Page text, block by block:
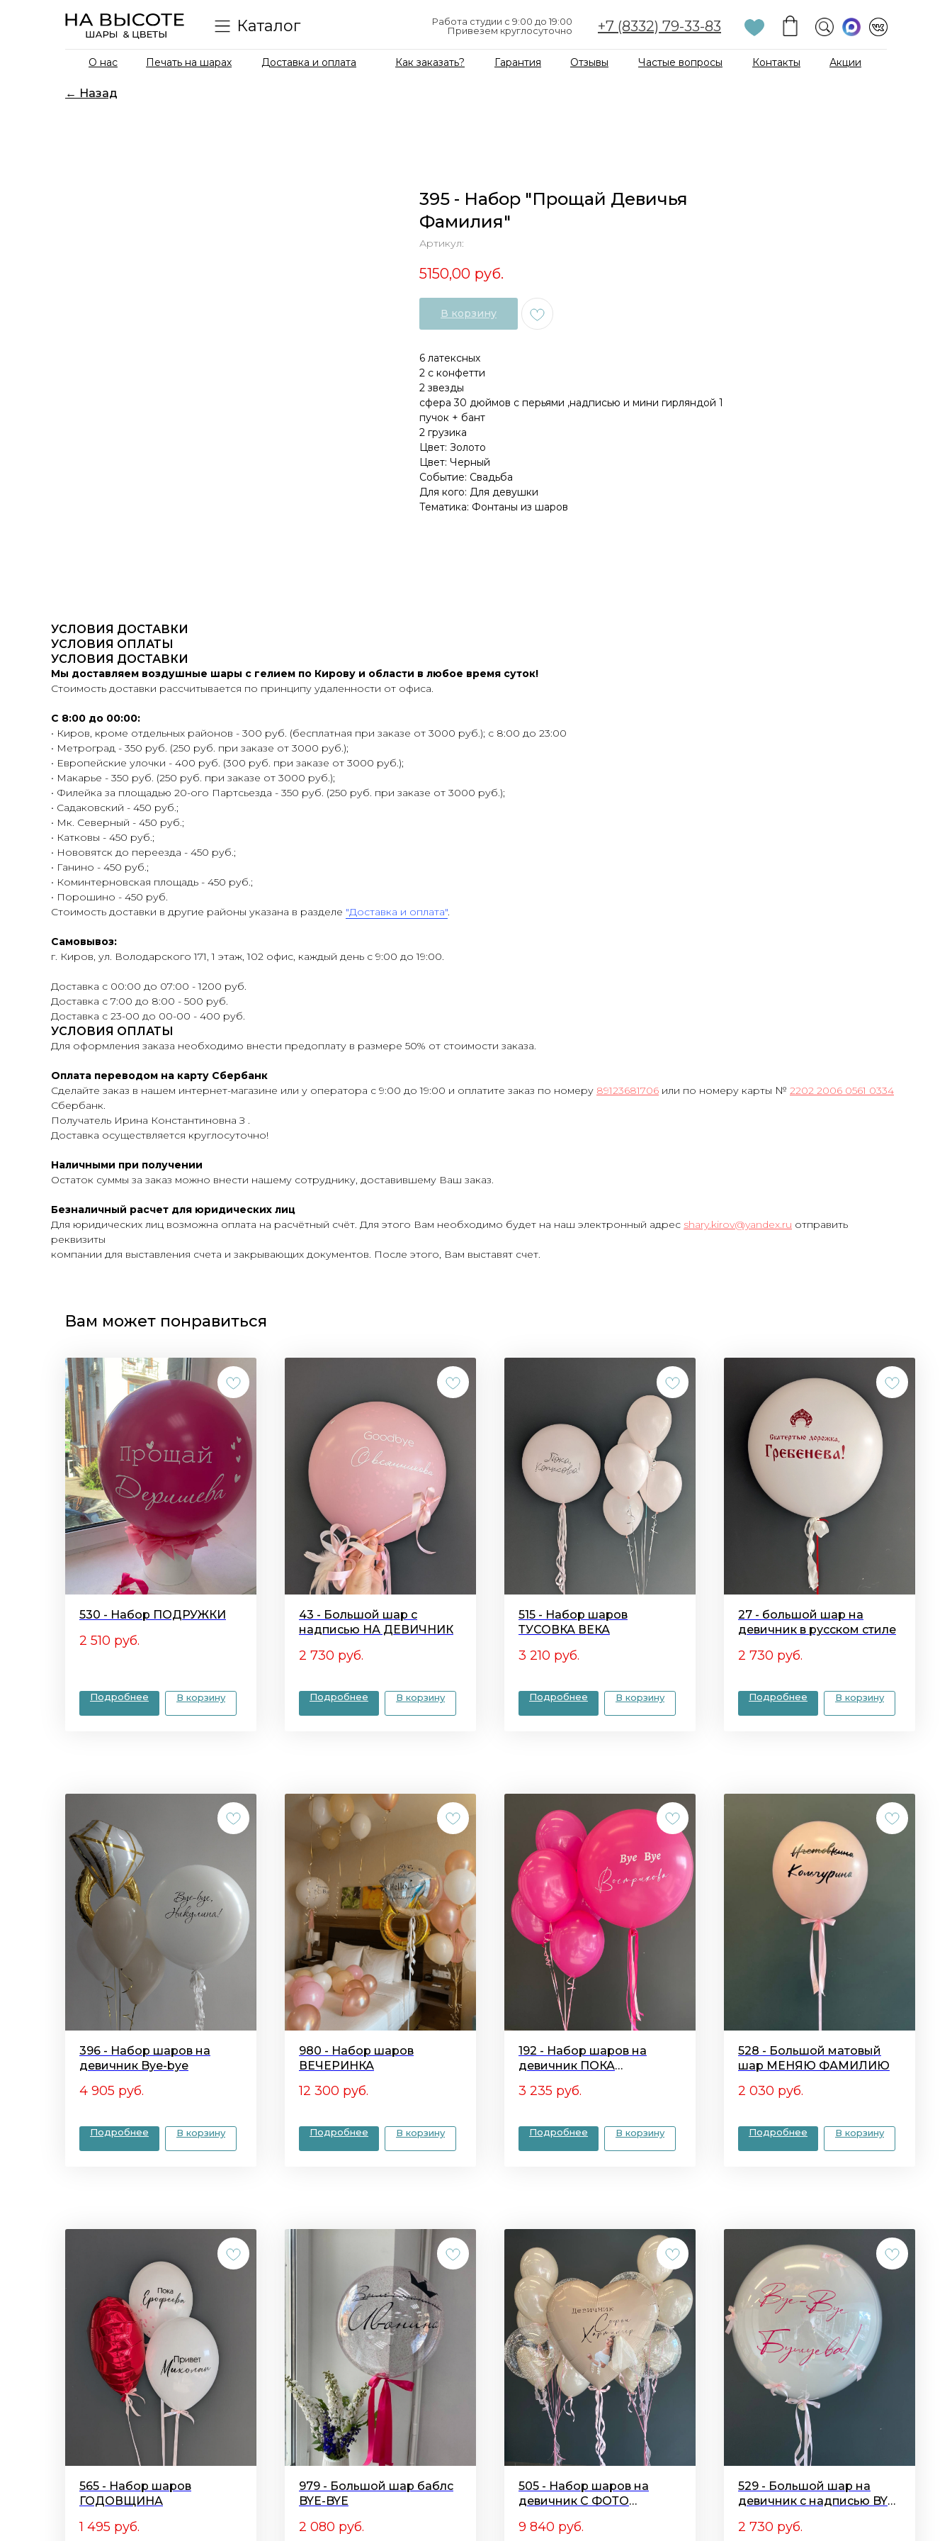
+7 (8332) 79-33-83
Работа студии с 9:00 до 19:00
Привезем круглосуточно
Каталог
Доставка и оплата Как заказать? Гарантия Отзывы Частые вопросы
Печать на шарах Контакты
О нас Акции
← Назад
395 - Набор "Прощай Девичья
Фамилия"
Артикул:
5150,00 руб.
В корзину
6 латексных
2 с конфетти
2 звезды
сфера 30 дюймов с перьями ,надписью и мини гирляндой 1
пучок + бант
2 грузика
Цвет: Золото
Цвет: Черный
Событие: Свадьба
Для кого: Для девушки
Тематика: Фонтаны из шаров
УСЛОВИЯ ДОСТАВКИ
УСЛОВИЯ ОПЛАТЫ
УСЛОВИЯ ДОСТАВКИ
Мы доставляем воздушные шары с гелием по Кирову и области в любое время суток!
Стоимость доставки рассчитывается по принципу удаленности от офиса.
С 8:00 до 00:00:
• Киров, кроме отдельных районов - 300 руб. (бесплатная при заказе от 3000 руб.); с 8:00 до 23:00
• Метроград - 350 руб. (250 руб. при заказе от 3000 руб.);
• Европейские улочки - 400 руб. (300 руб. при заказе от 3000 руб.);
• Макарье - 350 руб. (250 руб. при заказе от 3000 руб.);
• Филейка за площадью 20-ого Партсьезда - 350 руб. (250 руб. при заказе от 3000 руб.);
• Садаковский - 450 руб.;
• Мк. Северный - 450 руб.;
• Катковы - 450 руб.;
• Нововятск до переезда - 450 руб.;
• Ганино - 450 руб.;
• Коминтерновская площадь - 450 руб.;
• Порошино - 450 руб.
Стоимость доставки в другие районы указана в разделе "Доставка и оплата".
Самовывоз:
г. Киров, ул. Володарского 171, 1 этаж, 102 офис, каждый день с 9:00 до 19:00.
Доставка с 00:00 до 07:00 - 1200 руб.
Доставка с 7:00 до 8:00 - 500 руб.
Доставка с 23-00 до 00-00 - 400 руб.
УСЛОВИЯ ОПЛАТЫ
Для оформления заказа необходимо внести предоплату в размере 50% от стоимости заказа.
Оплата переводом на карту Сбербанк
Сделайте заказ в нашем интернет-магазине или у оператора с 9:00 до 19:00 и оплатите заказ по номеру 89123681706 или по номеру карты № 2202 2006 0561 0334
Сбербанк.
Получатель Ирина Константиновна З .
Доставка осуществляется круглосуточно!
Наличными при получении
Остаток суммы за заказ можно внести нашему сотруднику, доставившему Ваш заказ.
Безналичный расчет для юридических лиц
Для юридических лиц возможна оплата на расчётный счёт. Для этого Вам необходимо будет на наш электронный адрес shary.kirov@yandex.ru отправить
реквизиты
компании для выставления счета и закрывающих документов. После этого, Вам выставят счет.
Вам может понравиться
530 - Набор ПОДРУЖКИ
2 510 руб.
Подробнее В корзину
43 - Большой шар с
надписью НА ДЕВИЧНИК
2 730 руб.
Подробнее В корзину
515 - Набор шаров
ТУСОВКА ВЕКА
3 210 руб.
Подробнее В корзину
27 - большой шар на
девичник в русском стиле
2 730 руб.
Подробнее В корзину
396 - Набор шаров на
девичник Bye-bye
4 905 руб.
Подробнее В корзину
980 - Набор шаров
ВЕЧЕРИНКА
12 300 руб.
Подробнее В корзину
192 - Набор шаров на
девичник ПОКА
3 235 руб.
Подробнее В корзину
528 - Большой матовый
шар МЕНЯЮ ФАМИЛИЮ
2 030 руб.
Подробнее В корзину
565 - Набор шаров
ГОДОВЩИНА
1 495 руб.
979 - Большой шар баблс
BYE-BYE
2 080 руб.
505 - Набор шаров на
девичник С ФОТО
9 840 руб.
529 - Большой шар на
девичник с надписью BYE-
2 730 руб.